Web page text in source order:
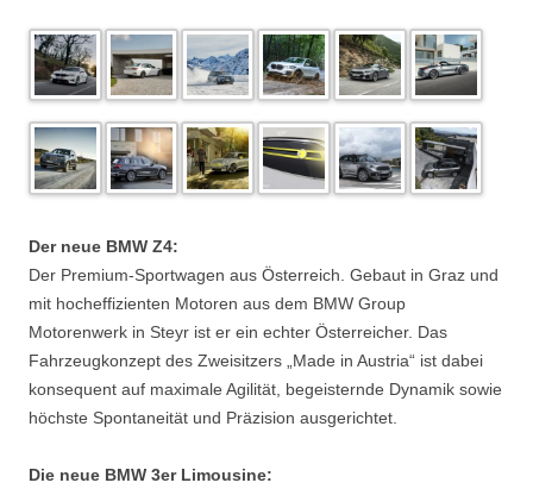
Der neue BMW Z4:
Der Premium-Sportwagen aus Österreich. Gebaut in Graz und
mit hocheffizienten Motoren aus dem BMW Group
Motorenwerk in Steyr ist er ein echter Österreicher. Das
Fahrzeugkonzept des Zweisitzers „Made in Austria“ ist dabei
konsequent auf maximale Agilität, begeisternde Dynamik sowie
höchste Spontaneität und Präzision ausgerichtet.
Die neue BMW 3er Limousine: